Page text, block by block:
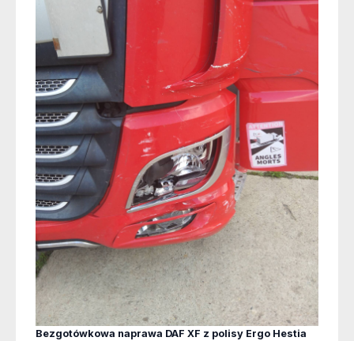
Bezgotówkowa naprawa DAF XF z polisy Ergo Hestia